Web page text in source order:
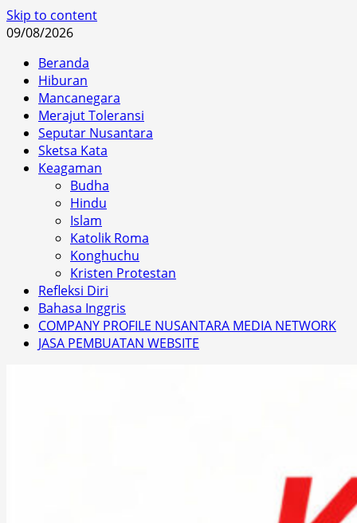
Skip to content
09/08/2026
Beranda
Hiburan
Mancanegara
Merajut Toleransi
Seputar Nusantara
Sketsa Kata
Keagaman
Budha
Hindu
Islam
Katolik Roma
Konghuchu
Kristen Protestan
Refleksi Diri
Bahasa Inggris
COMPANY PROFILE NUSANTARA MEDIA NETWORK
JASA PEMBUATAN WEBSITE